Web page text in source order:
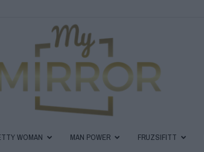
WOMAN MAN POWER FRUZSIFITT